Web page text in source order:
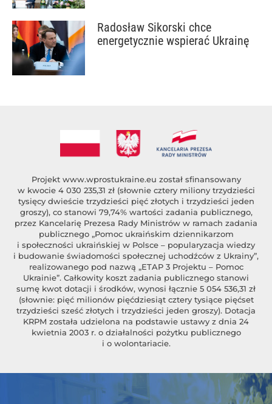
Radosław Sikorski chce
energetycznie wspierać Ukrainę
Projekt www.wprostukraine.eu został sfinansowany
w kwocie 4 030 235,31 zł (słownie cztery miliony trzydzieści
tysięcy dwieście trzydzieści pięć złotych i trzydzieści jeden
groszy), co stanowi 79,74% wartości zadania publicznego,
przez Kancelarię Prezesa Rady Ministrów w ramach zadania
publicznego „Pomoc ukraińskim dziennikarzom
i społeczności ukraińskiej w Polsce – popularyzacja wiedzy
i budowanie świadomości społecznej uchodźców z Ukrainy”,
realizowanego pod nazwą „ETAP 3 Projektu – Pomoc
Ukrainie”. Całkowity koszt zadania publicznego stanowi
sumę kwot dotacji i środków, wynosi łącznie 5 054 536,31 zł
(słownie: pięć milionów pięćdziesiąt cztery tysiące pięćset
trzydzieści sześć złotych i trzydzieści jeden groszy). Dotacja
KRPM została udzielona na podstawie ustawy z dnia 24
kwietnia 2003 r. o działalności pożytku publicznego
i o wolontariacie.